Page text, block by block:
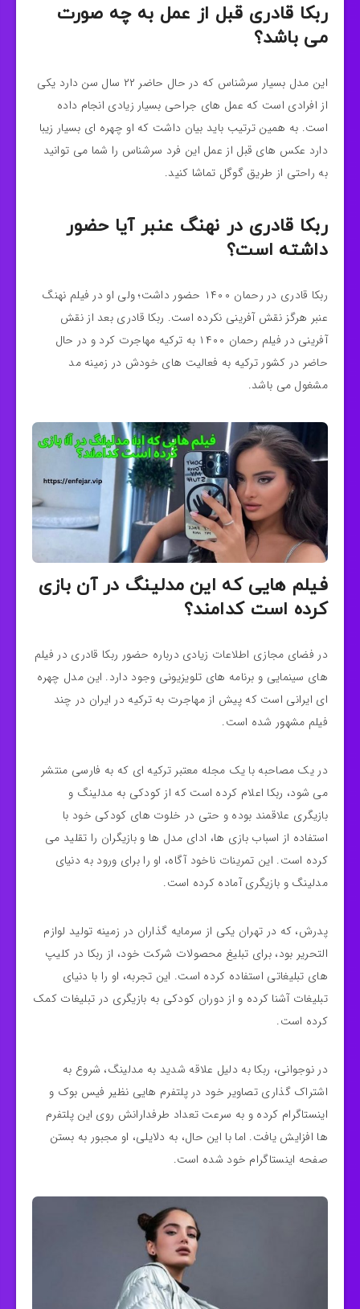
ربکا قادری قبل از عمل به چه صورت
می باشد؟
این مدل بسیار سرشناس که در حال حاضر ۲۲ سال سن دارد یکی
از افرادی است که عمل های جراحی بسیار زیادی انجام داده
است. به همین ترتیب باید بیان داشت که او چهره ای بسیار زیبا
دارد عکس های قبل از عمل این فرد سرشناس را شما می توانید
به راحتی از طریق گوگل تماشا کنید.
ربکا قادری در نهنگ عنبر آیا حضور
داشته است؟
ربکا قادری در رحمان ۱۴۰۰ حضور داشت؛ ولی او در فیلم نهنگ
عنبر هرگز نقش‌ آفرینی نکرده است. ربکا قادری بعد از نقش
آفرینی در فیلم رحمان ۱۴۰۰ به ترکیه مهاجرت کرد و در حال
حاضر در کشور ترکیه به فعالیت های خودش در زمینه مد
مشغول می باشد.
فیلم هایی که این مدلینگ در آن بازی
کرده است کدامند؟
در فضای مجازی اطلاعات زیادی درباره حضور ربکا قادری در فیلم‌
های سینمایی و برنامه‌ های تلویزیونی وجود دارد. این مدل چهره‌
ای ایرانی است که پیش از مهاجرت به ترکیه در ایران در چند
فیلم مشهور شده‌ است.
در یک مصاحبه با یک مجله معتبر ترکیه‌ ای که به فارسی منتشر
می‌ شود، ربکا اعلام کرده است که از کودکی به مدلینگ و
بازیگری علاقمند بوده و حتی در خلوت‌ های کودکی خود با
استفاده از اسباب‌ بازی‌ ها، ادای مدل‌ ها و بازیگران را تقلید می‌
کرده است. این تمرینات ناخود آگاه، او را برای ورود به دنیای
مدلینگ و بازیگری آماده کرده‌ است.
پدرش، که در تهران یکی از سرمایه‌ گذاران در زمینه تولید لوازم
التحریر بود، برای تبلیغ محصولات شرکت خود، از ربکا در کلیپ‌
های تبلیغاتی استفاده کرده‌ است. این تجربه، او را با دنیای
تبلیغات آشنا کرده و از دوران کودکی به بازیگری در تبلیغات کمک
کرده‌ است.
در نوجوانی، ربکا به دلیل علاقه‌ شدید به مدلینگ، شروع به
اشتراک‌ گذاری تصاویر خود در پلتفرم‌ هایی نظیر فیس‌ بوک و
اینستاگرام کرده و به سرعت تعداد طرفدارانش روی این پلتفرم‌
ها افزایش یافت. اما با این حال، به دلایلی، او مجبور به بستن
صفحه‌ اینستاگرام خود شده‌ است.